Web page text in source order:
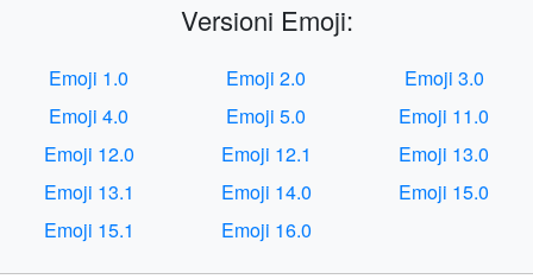
Versioni Emoji:
Emoji 1.0 Emoji 2.0
Emoji 3.0
Emoji 4.0
Emoji 5.0
Emoji 11.0
Emoji 12.0
Emoji 12.1
Emoji 13.0
Emoji 13.1
Emoji 14.0
Emoji 15.0
Emoji 15.1
Emoji 16.0